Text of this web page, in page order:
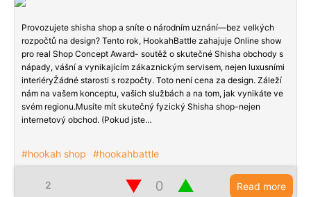
Provozujete shisha shop a sníte o národním uznání—bez velkých
rozpočtů na design? Tento rok, HookahBattle zahajuje Online show
pro real Shop Concept Award- soutěž o skutečné Shisha obchody s
nápady, vášní a vynikajícím zákaznickým servisem, nejen luxusními
interiéryŽádné starosti s rozpočty. Toto není cena za design. Záleží
nám na vašem konceptu, vašich službách a na tom, jak vynikáte ve
svém regionu.Musíte mít skutečný fyzický Shisha shop-nejen
internetový obchod. (Pokud jste…
#hookah shop #hookahbattle
2 ▲
▼ Read more